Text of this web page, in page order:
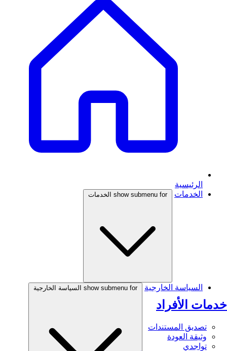
الرئيسية
الخدمات
show submenu for الخدمات
خدمات الأفراد
تصديق المستندات
وثيقة العودة
تواجدي
السياسة الخارجية show submenu for السياسة الخارجية